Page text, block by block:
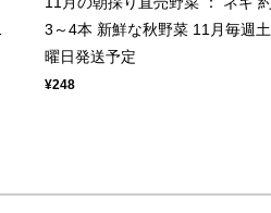
3～4本 新鮮な秋野菜 11月毎週土
曜日発送予定
¥248